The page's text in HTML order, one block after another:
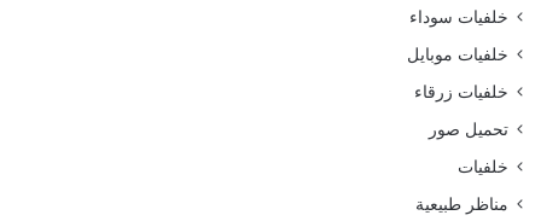
خلفيات سوداء
خلفيات موبايل
خلفيات زرقاء
تحميل صور
خلفيات
مناظر طبيعية